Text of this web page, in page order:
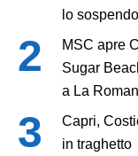
lo
MSC apre
Sugar
a La
Capri,
in traghetto